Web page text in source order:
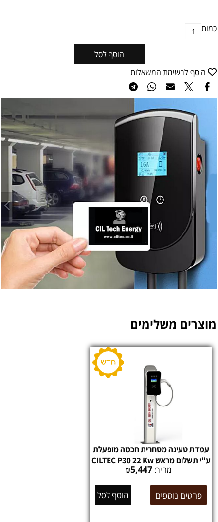
כמות
הוסף לסל
הוסף לרשימת המשאלות
מוצרים משלימים
עמדת טעינה מסחרית חכמה מופעלת
ע"י תשלום מראש CILTEC P30 22 Kw
מחיר:
₪5,447
פרטים נוספים הוסף לסל